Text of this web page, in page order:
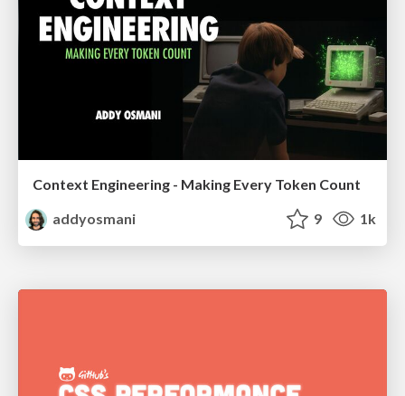
Context Engineering - Making Every Token Count
addyosmani
9 1k